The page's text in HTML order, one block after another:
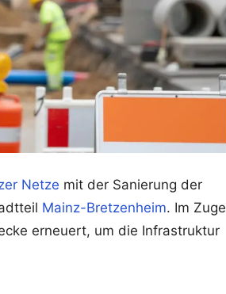
Netze mit der Sanierung der
Mainz-Bretzenheim. Im Zuge
erneuert, um die Infrastruktur